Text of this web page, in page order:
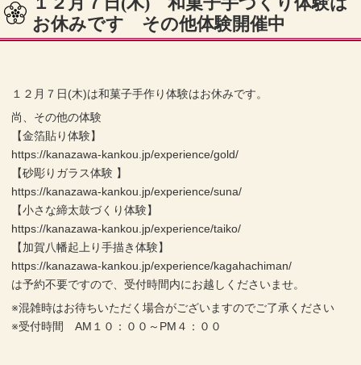
お休みです その他体験開催中
１２月７日(木)は和菓子手作り体験はお休みです。
尚、その他の体験
【金箔貼り体験】
https://kanazawa-kankou.jp/experience/gold/
【砂彫りガラス体験 】
https://kanazawa-kankou.jp/experience/suna/
【小さな締太鼓づくり体験】
https://kanazawa-kankou.jp/experience/taiko/
【加賀八幡起上り手描き体験】
https://kanazawa-kankou.jp/experience/kagahachiman/
は予約不要ですので、受付時間内にお越しくださいませ。
※混雑時はお待ちいただく場合がございますのでご了承ください
※受付時間 AM１０：００～PM４：００